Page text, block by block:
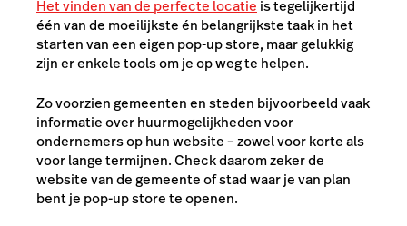
Het vinden van de perfecte locatie is tegelijkertijd
één van de moeilijkste én belangrijkste taak in het
starten van een eigen pop-up store, maar gelukkig
zijn er enkele tools om je op weg te helpen.
Zo voorzien gemeenten en steden bijvoorbeeld vaak
informatie over huurmogelijkheden voor
ondernemers op hun website – zowel voor korte als
voor lange termijnen. Check daarom zeker de
website van de gemeente of stad waar je van plan
bent je pop-up store te openen.